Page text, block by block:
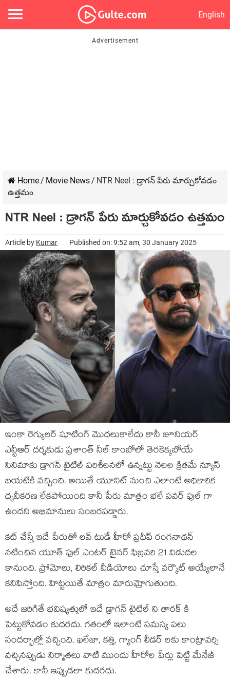
English
Home/ Movie News/ NTR Neel : డ్రాగన్ పేరు మార్చుకోవడం
ఉత్తమం
NTR Neel : డ్రాగన్ పేరు మార్చుకోవడం ఉత్తమం
Article by Kumar Published on: 9:52 am, 30 January 2025
ఇంకా రెగ్యులర్ షూటింగ్ మొదలుకాలేదు కానీ జూనియర్
ఎన్టీఆర్ దర్శకుడు ప్రశాంత్ నీల్ కాంబోలో తెరకెక్కబోయే
సినిమాకు డ్రాగన్ టైటిల్ పరిశీలనలో ఉన్నట్టు నెలల క్రితమే న్యూస్
బయటికి వచ్చింది. అయితే యూనిట్ నుంచి ఎలాంటి అధికారిక
ధృవీకరణ లేకపోయింది కానీ పేరు మాత్రం భలే పవర్ ఫుల్ గా
ఉందని అభిమానులు సంబరపడ్డారు.
కట్ చేస్తే ఇదే పేరుతో లవ్ టుడే హీరో ప్రదీప్ రంగనాథన్
నటించిన యూత్ ఫుల్ ఎంటర్ టైనర్ ఫిబ్రవరి 21 విడుదల
కానుంది. ప్రోమోలు, లిరికల్ వీడియోలు చూస్తే వర్కౌట్ అయ్యేలానే
కనిపిస్తోంది. హిట్టయితే మాత్రం మారుమ్రోగుతుంది.
అదే జరిగితే భవిష్యత్తులో ఇదే డ్రాగన్ టైటిల్ ని తారక్ కి
పెట్టుకోవడం కుదరదు. గతంలో ఇలాంటి సమస్య పలు
సందర్భాల్లో వచ్చింది. ఖలేజా, కత్తి, గ్యాంగ్ లీడర్ లకు కాంట్రావర్సి
వచ్చినప్పుడు నిర్మాతలు వాటి ముందు హీరోల పేర్లు పెట్టి మేనేజ్
చేశారు. కానీ ఇప్పుడలా కుదరదు.